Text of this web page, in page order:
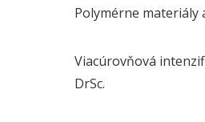
Polymérne materiály
Viacúrovňová
DrSc.